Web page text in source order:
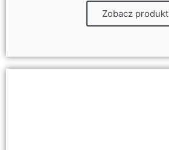
Zobacz produkt